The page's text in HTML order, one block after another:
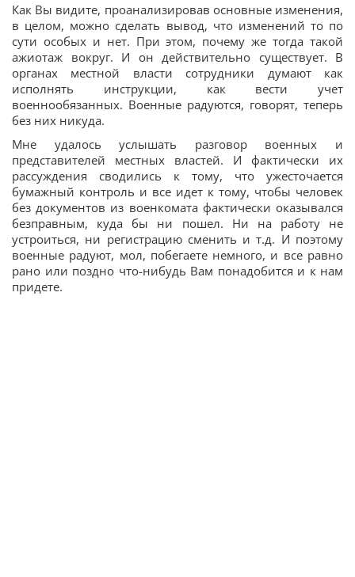
Как Вы видите, проанализировав основные изменения,
в целом, можно сделать вывод, что изменений то по
сути особых и нет. При этом, почему же тогда такой
ажиотаж вокруг. И он действительно существует. В
органах местной власти сотрудники думают как
исполнять инструкции, как вести учет
военнообязанных. Военные радуются, говорят, теперь
без них никуда.
Мне удалось услышать разговор военных и
представителей местных властей. И фактически их
рассуждения сводились к тому, что ужесточается
бумажный контроль и все идет к тому, чтобы человек
без документов из военкомата фактически оказывался
безправным, куда бы ни пошел. Ни на работу не
устроиться, ни регистрацию сменить и т.д. И поэтому
военные радуют, мол, побегаете немного, и все равно
рано или поздно что-нибудь Вам понадобится и к нам
придете.